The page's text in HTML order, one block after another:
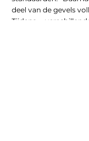
deel van de gevels
Tijdens